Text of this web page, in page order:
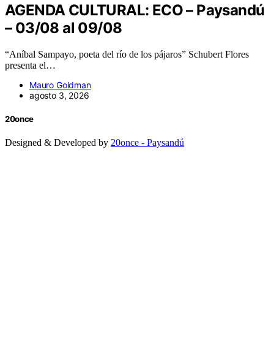
AGENDA CULTURAL: ECO – Paysandú
– 03/08 al 09/08
“Aníbal Sampayo, poeta del río de los pájaros” Schubert Flores
presenta el…
Mauro Goldman
agosto 3, 2026
20once
Designed & Developed by 20once - Paysandú